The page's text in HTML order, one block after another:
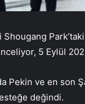
5 Eylül
Pekin ve en
değindi.